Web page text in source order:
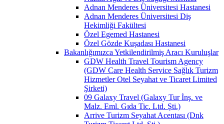
Adnan Menderes Üniversitesi Hastanesi
Adnan Menderes Üniversitesi Diş
Hekimliği Fakültesi
Özel Egemed Hastanesi
Özel Gözde Kuşadası Hastanesi
Bakanlığımızca Yetkilendirilmiş Aracı Kuruluşlar
GDW Health Travel Tourism Agency
(GDW Care Health Service Sağlık Turizm
Hizmetler Otel Seyahat ve Ticaret Limited
Şirketi)
09 Galaxy Travel (Galaxy Tur İnş. ve
Malz. Eml. Gıda Tic. Ltd. Şti.)
Arrive Turizm Seyahat Acentası (Dnk